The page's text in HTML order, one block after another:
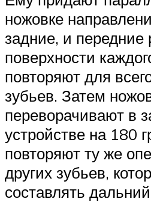
ножовке
задние, и
поверхности
повторяют для
зубьев. Затем
переворачивают в
устройстве на 180
повторяют ту же
других зубьев,
составлять